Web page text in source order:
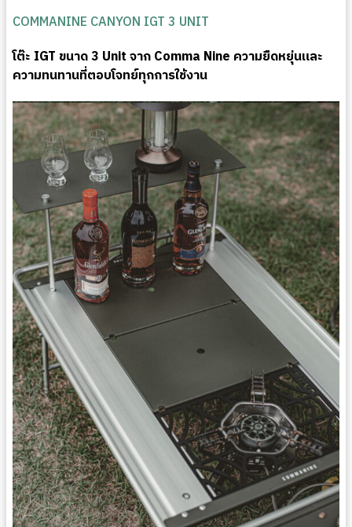
COMMANINE CANYON IGT 3 UNIT
โต๊ะ IGT ขนาด 3 Unit จาก Comma Nine ความยืดหยุ่นและ
ความทนทานที่ตอบโจทย์ทุกการใช้งาน